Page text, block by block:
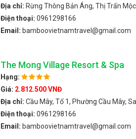
Địa chỉ: Rừng Thông Bản Áng, Thị Trấn
Điện thoại:0961298166
Email: bamboovietnamtravel@gmail.com
The Mong Village Resort & Spa
Hạng:
Giá: 2.812.500 VNĐ
Địa chỉ:Cầu Mây, Tổ 1, Phường Cầu Mây,
Điện thoại:0961298166
Email: bamboovietnamtravel@gmail.com